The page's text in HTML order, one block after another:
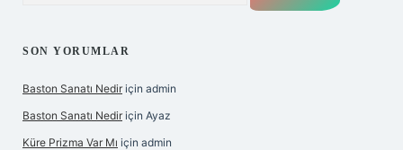
SON YORUMLAR
Baston Sanatı Nedir için admin
Baston Sanatı Nedir için Ayaz
Küre Prizma Var Mı için admin